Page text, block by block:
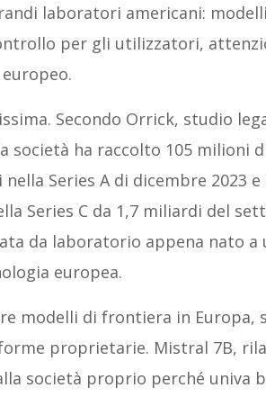
laboratori americani:
per gli utilizzatori,
Secondo Orrick, studio
società ha raccolto 105 milioni
Series A di dicembre 2023
Series C da 1,7 miliardi del
da laboratorio appena nato a
europea.
modelli di frontiera in Europa,
proprietarie. Mistral 7B,
società proprio perché univa